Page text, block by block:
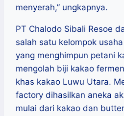
menyerah,” ungkapnya.
PT Chalodo Sibali Resoe
salah satu kelompok
yang menghimpun petani
mengolah biji kakao
khas kakao Luwu Utara.
factory dihasilkan aneka
mulai dari kakao dan